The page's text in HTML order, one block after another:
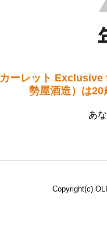
ーレット
勢屋酒造）は20
あ
Copyright(c)